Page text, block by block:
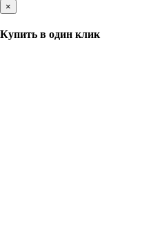
×
Купить в один клик